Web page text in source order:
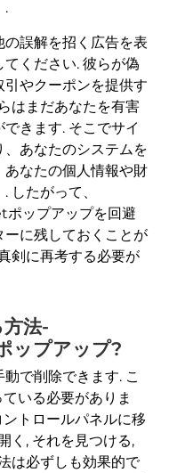
.
誤解を招く広告を表
ください. 彼らが偽
やクーポンを提供す
はまだあなたを有害
きます. そこでサイ
あなたのシステムを
なたの個人情報や財
したがって、
ップアップを回避
ーに残しておくことが
剣に再考する必要が
法-
プアップ?
で削除できます. こ
いる必要がありま
トロールパネルに移
く, それを見つける,
は必ずしも効果的で